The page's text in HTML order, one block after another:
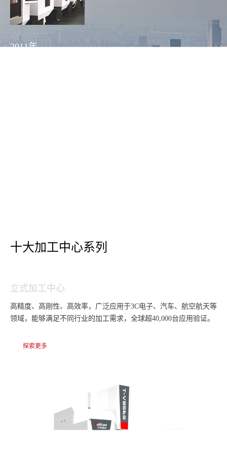
2011年
十大加工中心系列
立式加工中心
高精度、高刚性、高效率，广泛应用于3C电子、汽车、航空航天等
领域，能够满足不同行业的加工需求，全球超40,000台应用验证。
探索更多